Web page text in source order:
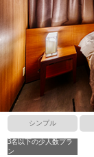
シンプル
3名以下の少人数プラ
ン